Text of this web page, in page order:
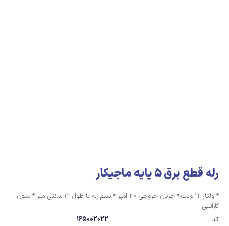
رله قطع برق 5 پایه ماجیکار
* ولتاژ 12 ولت * جریان خروجی 30 آمپر * سیم رله با طول 12 سانتی متر * بدون
گارانتی
کد :
165002022